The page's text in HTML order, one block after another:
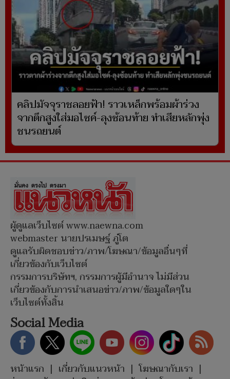
คลิปมัจจุราชลอยฟ้า! ราวเหล็กพร้อมผ้าร่วง
จากตึกสูงใส่มอไซค์-ลุงซ้อนท้าย ทำเสียหลักพุ่ง
ชนรถยนต์
ผู้ดูแลเว็บไซต์ www.naewna.com
webmaster นายปรเมษฐ์ ภู่โต
ดูแลรับผิดชอบข่าว/ภาพ/โฆษณา/ข้อมูลอื่นๆที่
เกี่ยวข้องกับเว็บไซต์
กรรมการบริษัทฯ, กรรมการผู้มีอำนาจ ไม่มีส่วน
เกี่ยวข้องกับการนำเสนอข่าว/ภาพ/ข้อมูลใดๆใน
เว็บไซต์ทั้งสิ้น
Social Media
หน้าแรก | เกี่ยวกับแนวหน้า | โฆษณากับเรา |